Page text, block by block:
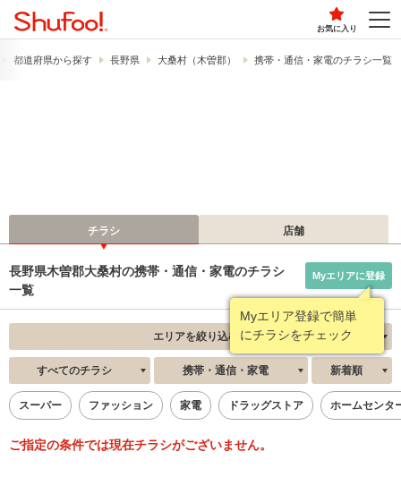
お気に入り
都道府県から探す 長野県 大桑村（木曽郡） 携帯・通信・家電のチラシ一覧
チラシ 店舗
長野県木曽郡大桑村の携帯・通信・家電のチラシ
一覧
Myエリア登録で簡単
にチラシをチェック
Myエリアに登録
エリアを絞り込む
すべてのチラシ 携帯・通信・家電 新着順
スーパー ファッション 家電 ドラッグストア ホームセンタ
ご指定の条件では現在チラシがございません。